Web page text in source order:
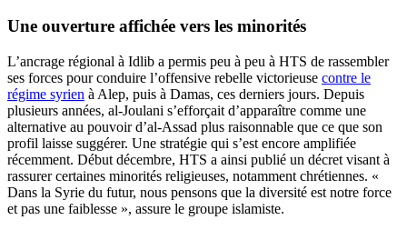
Une ouverture affichée vers les minorités
L’ancrage régional à Idlib a permis peu à peu à HTS de rassembler
ses forces pour conduire l’offensive rebelle victorieuse contre le
régime syrien à Alep, puis à Damas, ces derniers jours. Depuis
plusieurs années, al-Joulani s’efforçait d’apparaître comme une
alternative au pouvoir d’al-Assad plus raisonnable que ce que son
profil laisse suggérer. Une stratégie qui s’est encore amplifiée
récemment. Début décembre, HTS a ainsi publié un décret visant à
rassurer certaines minorités religieuses, notamment chrétiennes. «
Dans la Syrie du futur, nous pensons que la diversité est notre force
et pas une faiblesse », assure le groupe islamiste.